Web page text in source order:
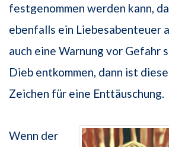
festgenommen werden kann,
ebenfalls ein Liebesabenteuer
auch eine Warnung vor Gefahr
Dieb entkommen, dann ist
Zeichen für eine Enttäuschung.
Wenn der